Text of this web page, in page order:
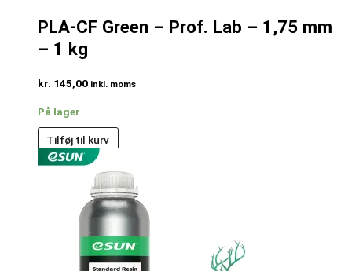
PLA-CF Green – Prof. Lab – 1,75 mm
– 1 kg
kr. 145,00 inkl. moms
På lager
Tilføj til kurv